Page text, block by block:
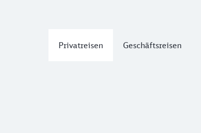
Privatreisen Geschäftsreisen